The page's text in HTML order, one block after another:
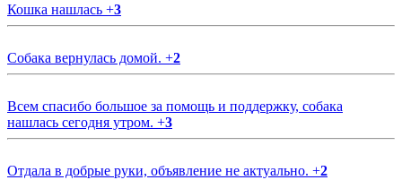
Кошка нашлась +3
Собака вернулась домой. +2
Всем спасибо большое за помощь и поддержку, собака
нашлась сегодня утром. +3
Отдала в добрые руки, объявление не актуально. +2